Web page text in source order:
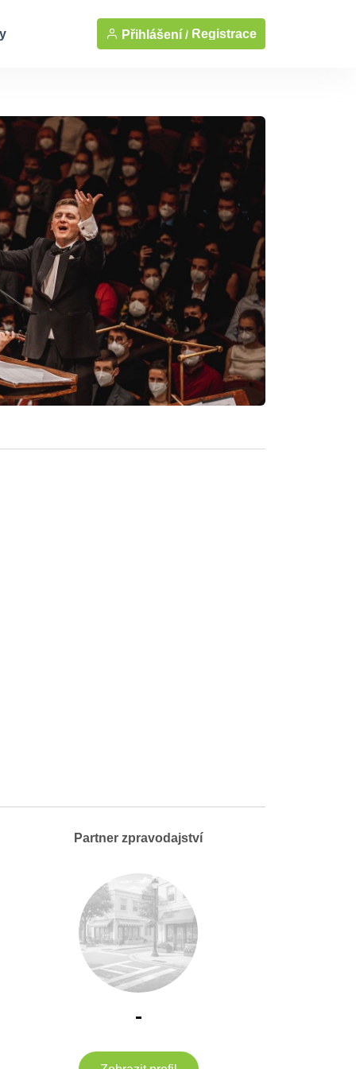
Přihlášení / Registrace
Partner zpravodajství
-